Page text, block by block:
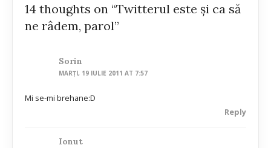
14 thoughts on “Twitterul este și ca să
ne râdem, parol”
Sorin
MARȚI, 19 IULIE 2011 AT 7:57
Mi se-mi brehane:D
Reply
Ionut